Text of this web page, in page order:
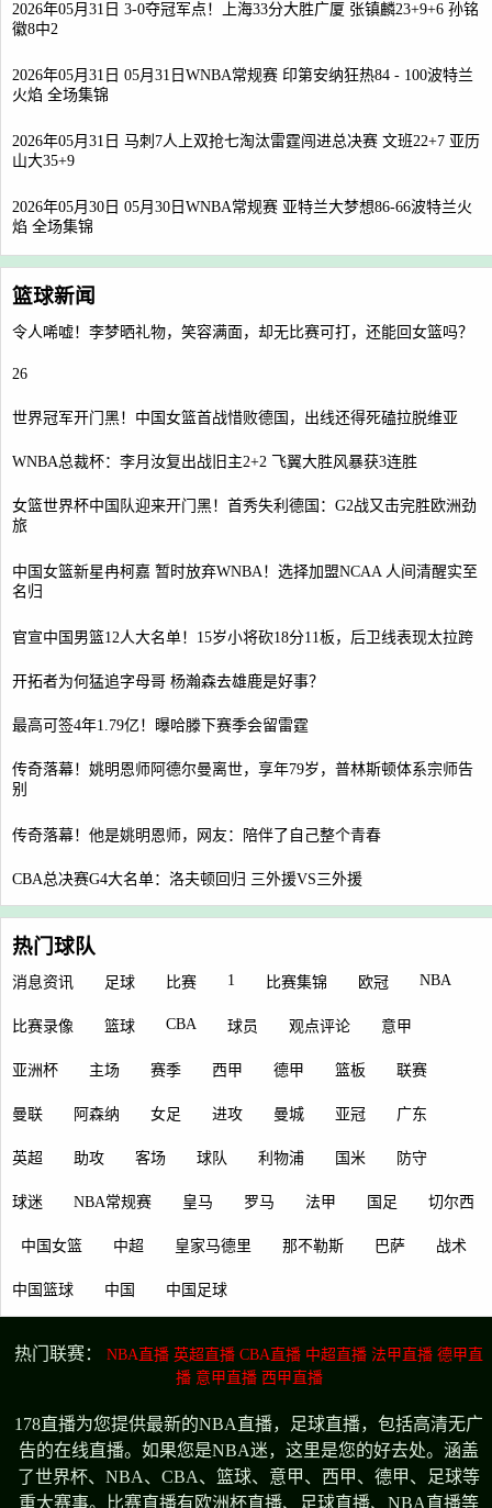
2026年05月31日 3-0夺冠军点！上海33分大胜广厦 张镇麟23+9+6 孙铭
徽8中2
2026年05月31日 05月31日WNBA常规赛 印第安纳狂热84 - 100波特兰
火焰 全场集锦
2026年05月31日 马刺7人上双抢七淘汰雷霆闯进总决赛 文班22+7 亚历
山大35+9
2026年05月30日 05月30日WNBA常规赛 亚特兰大梦想86-66波特兰火
焰 全场集锦
篮球新闻
令人唏嘘！李梦晒礼物，笑容满面，却无比赛可打，还能回女篮吗？
26
世界冠军开门黑！中国女篮首战惜败德国，出线还得死磕拉脱维亚
WNBA总裁杯：李月汝复出战旧主2+2 飞翼大胜风暴获3连胜
女篮世界杯中国队迎来开门黑！首秀失利德国：G2战又击完胜欧洲劲
旅
中国女篮新星冉柯嘉 暂时放弃WNBA！选择加盟NCAA 人间清醒实至
名归
官宣中国男篮12人大名单！15岁小将砍18分11板，后卫线表现太拉跨
开拓者为何猛追字母哥 杨瀚森去雄鹿是好事？
最高可签4年1.79亿！曝哈滕下赛季会留雷霆
传奇落幕！姚明恩师阿德尔曼离世，享年79岁，普林斯顿体系宗师告
别
传奇落幕！他是姚明恩师，网友：陪伴了自己整个青春
CBA总决赛G4大名单：洛夫顿回归 三外援VS三外援
热门球队
消息资讯 足球 比赛 1 比赛集锦 欧冠 NBA
比赛录像 篮球 CBA 球员 观点评论 意甲
亚洲杯 主场 赛季 西甲 德甲 篮板 联赛
曼联 阿森纳 女足 进攻 曼城 亚冠 广东
英超 助攻 客场 球队 利物浦 国米 防守
球迷 NBA常规赛 皇马 罗马 法甲 国足 切尔西
中国女篮 中超 皇家马德里 那不勒斯 巴萨 战术
中国篮球 中国 中国足球
热门联赛： NBA直播 英超直播 CBA直播 中超直播 法甲直播 德甲直
播 意甲直播 西甲直播
178直播为您提供最新的NBA直播，足球直播，包括高清无广
告的在线直播。如果您是NBA迷，这里是您的好去处。涵盖
了世界杯、NBA、CBA、篮球、意甲、西甲、德甲、足球等
重大赛事。比赛直播有欧洲杯直播、足球直播、NBA直播等